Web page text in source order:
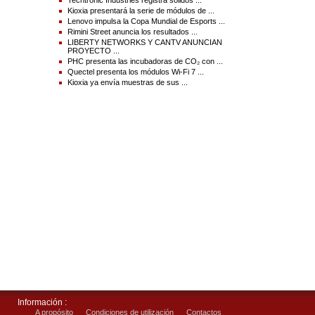
Kioxia presentará la serie de módulos de ...
Lenovo impulsa la Copa Mundial de Esports ...
Rimini Street anuncia los resultados ...
LIBERTY NETWORKS Y CANTV ANUNCIAN
PROYECTO ...
PHC presenta las incubadoras de CO₂ con ...
Quectel presenta los módulos Wi-Fi 7 ...
Kioxia ya envía muestras de sus ...
Información :
A propósito Condiciones de utilización Contactos